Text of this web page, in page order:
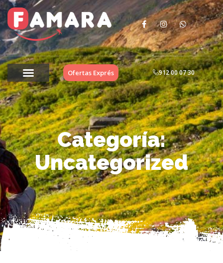
Ofertas Exprés 912 00 07 30
Categoría:
Uncategorized